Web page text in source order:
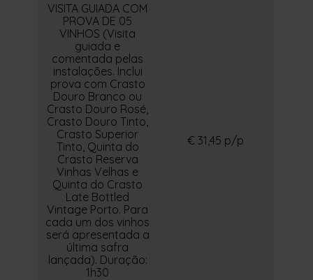
VISITA GUIADA COM
PROVA DE 05
VINHOS (Visita
guiada e
comentada pelas
instalações. Inclui
prova com Crasto
Douro Branco ou
Crasto Douro Rosé,
Crasto Douro Tinto,
Crasto Superior
Tinto, Quinta do
Crasto Reserva
Vinhas Velhas e
Quinta do Crasto
Late Bottled
Vintage Porto. Para
cada um dos vinhos
será apresentada a
última safra
lançada). Duração:
1h30
€ 31,45 p/p